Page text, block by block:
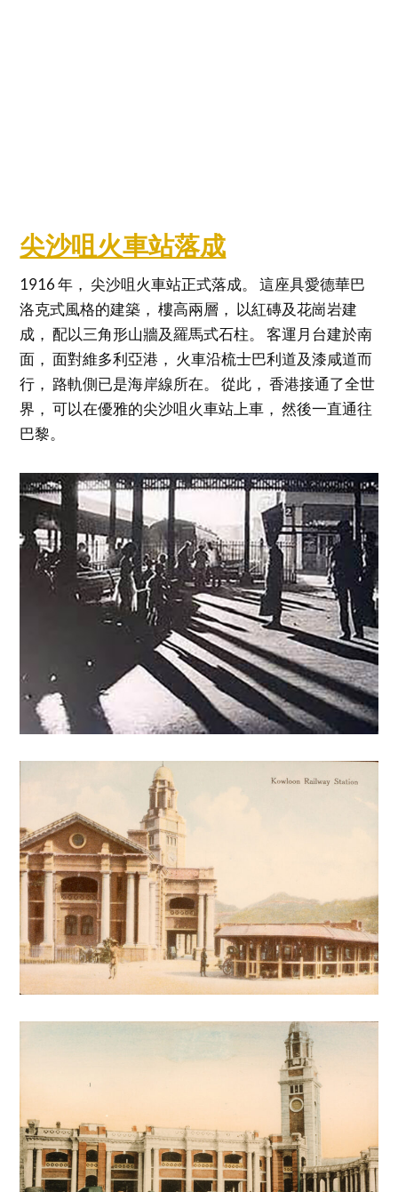
尖沙咀火車站落成
1916 年， 尖沙咀火車站正式落成。 這座具愛德華巴
洛克式風格的建築， 樓高兩層， 以紅磚及花崗岩建
成， 配以三角形山牆及羅馬式石柱。 客運月台建於南
面， 面對維多利亞港， 火車沿梳士巴利道及漆咸道而
行， 路軌側已是海岸線所在。 從此， 香港接通了全世
界， 可以在優雅的尖沙咀火車站上車， 然後一直通往
巴黎。